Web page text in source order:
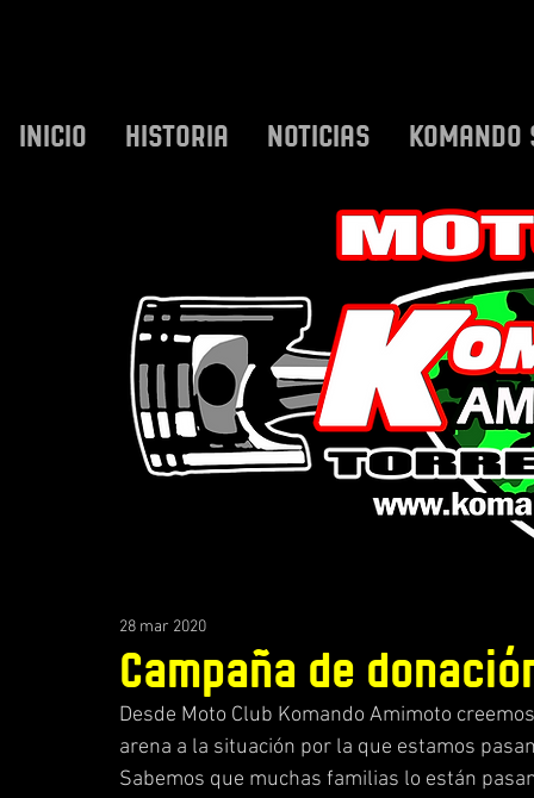
INICIO HISTORIA NOTICIAS KOMANDO
Campaña de
28 mar 2020
Desde Moto Club Komando Amimoto
arena a la situación por la que estamos
Sabemos que muchas familias lo están